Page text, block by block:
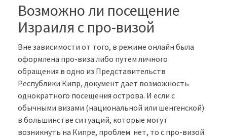
Возможно ли посещение
Израиля с про-визой
Вне зависимости от того, в режиме онлайн была
оформлена про-виза либо путем личного
обращения в одно из Представительств
Республики Кипр, документ дает возможность
однократного посещения острова. И если с
обычными визами (национальной или шенгенской)
в большинстве ситуаций, которые могут
возникнуть на Кипре, проблем нет, то с про-визой